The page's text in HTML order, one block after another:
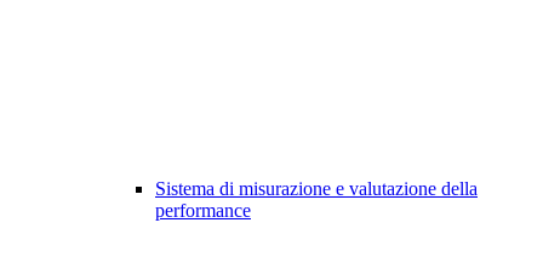
Sistema di misurazione e valutazione della
performance